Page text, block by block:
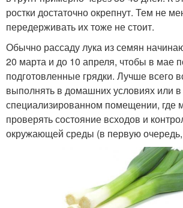
ростки достаточно окрепнут. Тем не
передерживать их тоже не стоит.
Обычно рассаду лука из семян
20 марта и до 10 апреля, чтобы в мае
подготовленные грядки. Лучше всего
выполнять в домашних условиях или в
специализированном помещении, где
проверять состояние всходов и
окружающей среды (в первую очередь,